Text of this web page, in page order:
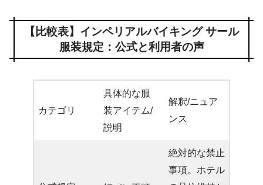
【比較表】インペリアルバイキング サール
服装規定：公式と利用者の声
カテゴリ
具体的な服
装アイテム/
説明
解釈/ニュア
ンス
絶対的な禁止
事項。ホテル